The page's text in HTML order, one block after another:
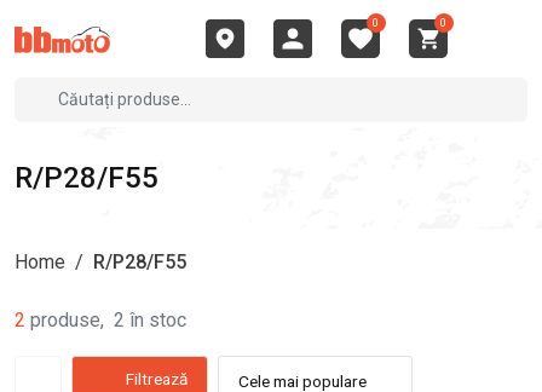
0 0
R/P28/F55
Home / R/P28/F55
2 produse, 2 în stoc
Filtrează Cele mai populare